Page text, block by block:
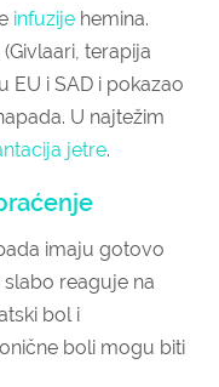
infuzije hemina.
terapija
EU i SAD i pokazao
U najtežim
jetre.
imaju gotovo
slabo reaguje na
bol i
boli mogu biti